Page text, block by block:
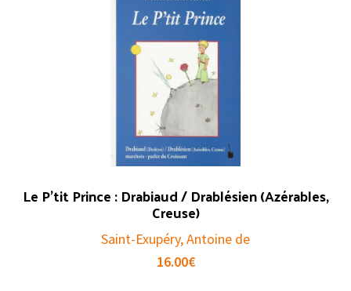
Le P’tit Prince : Drabiaud / Drablésien (Azérables,
Creuse)
Saint-Exupéry, Antoine de
16.00€